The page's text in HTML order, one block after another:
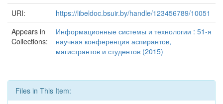
URI:
https://libeldoc.bsuir.by/handle/123456789/10051
Appears in
Collections:
Информационные системы и технологии : 51-я
научная конференция аспирантов,
магистрантов и студентов (2015)
Files in This Item: